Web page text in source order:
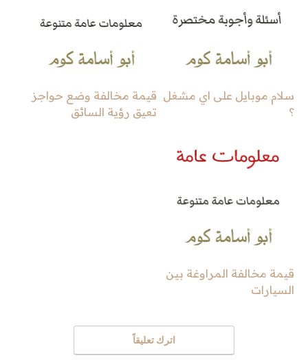
سلام موبايل على اي مشغل
؟
قيمة مخالفة وضع حواجز
تعيق رؤية السائق
قيمة مخالفة المراوغة بين
السيارات
اترك تعليقاً